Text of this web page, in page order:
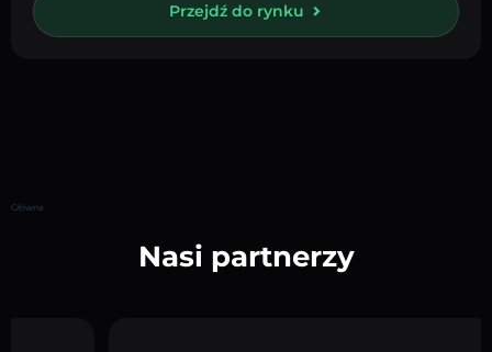
Przejdź do rynku
Główna
Nasi partnerzy